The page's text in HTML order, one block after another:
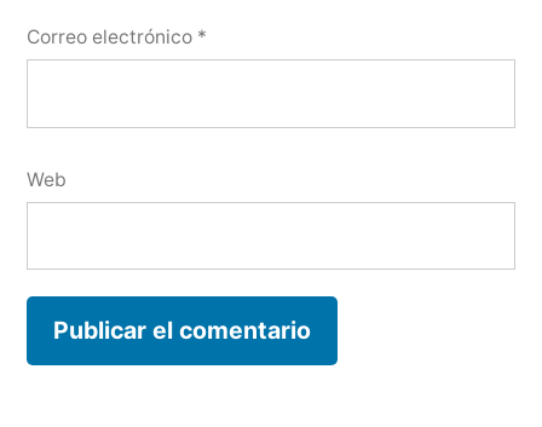
Correo electrónico *
Web